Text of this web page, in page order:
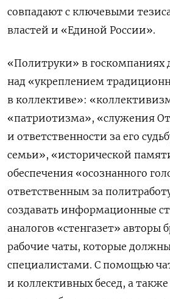
совпадают с ключевыми
властей и «Единой России».
«Политруки» в госкомпаниях
над «укреплением
в коллективе»:
«патриотизма», «служения
и ответственности за его
семьи», «исторической
обеспечения «осознанного
ответственным за
создавать информационные
аналогов «стенгазет» авторы
рабочие чаты, которые
специалистами. С помощью
и коллективных бесед, а